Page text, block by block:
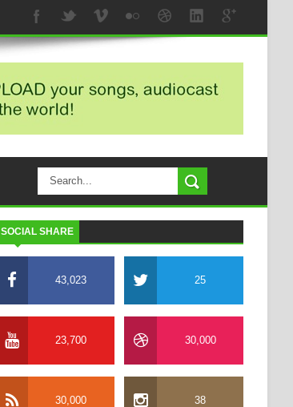
SOCIAL SHARE
43,023 25
23,700 30,000
30,000 38